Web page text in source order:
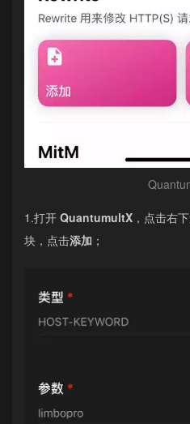
1.打开 QuantumultX ，点击右
块，点击添加 ；